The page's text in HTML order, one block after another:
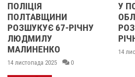
ОБЛАСТІ
РОЗШУКУЮТЬ 62-
РІЧНУ ЗОЮ ГРАКОВУ
14 листопада 2025